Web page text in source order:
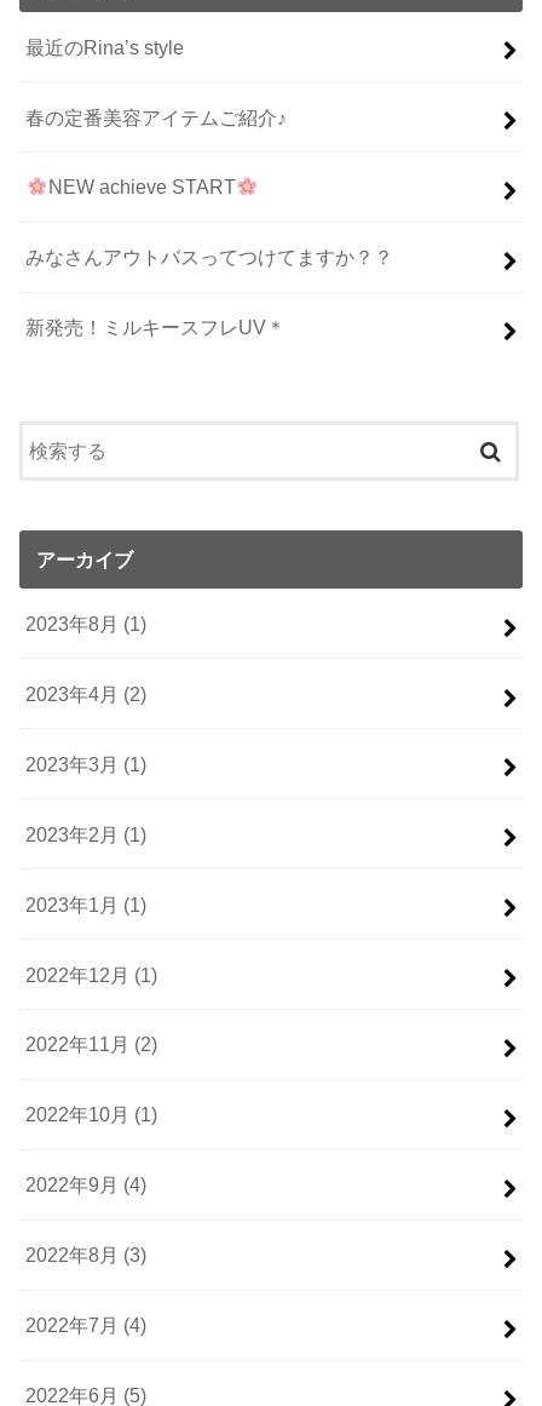
最近のRina’s style
春の定番美容アイテムご紹介♪
NEW achieve START
みなさんアウトバスってつけてますか？？
新発売！ミルキースフレUV＊
アーカイブ
2023年8月 (1)
2023年4月 (2)
2023年3月 (1)
2023年2月 (1)
2023年1月 (1)
2022年12月 (1)
2022年11月 (2)
2022年10月 (1)
2022年9月 (4)
2022年8月 (3)
2022年7月 (4)
2022年6月 (5)